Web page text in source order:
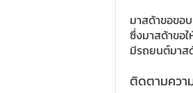
มาสด้าขอขอ
ซึ่งมาสด้าขอ
มีรถยนต์มาส
ติดตามควา